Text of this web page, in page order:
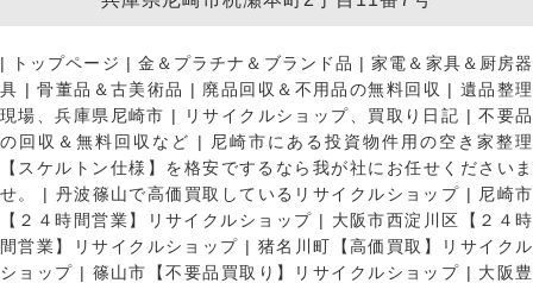
| トップページ | 金＆プラチナ＆ブランド品 |家電＆家具＆厨房器
具 |骨董品＆古美術品 | 廃品回収＆不用品の無料回収 | 遺品整理
現場、兵庫県尼崎市 | リサイクルショップ、買取り日記 |不要品
の回収＆無料回収など |
尼崎市にある投資物件用の空き家整理
【スケルトン仕様】を格安でするなら我が社にお任せくださいま
せ。
| 丹波篠山で高価買取しているリサイクルショップ | 尼崎市
【２４時間営業】リサイクルショップ | 大阪市西淀川区【２４時
間営業】リサイクルショップ | 猪名川町【高価買取】リサイクル
ショップ | 篠山市【不要品買取り】リサイクルショップ | 大阪豊